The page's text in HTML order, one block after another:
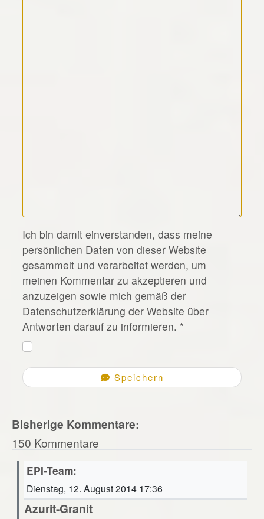
*
Ich bin damit einverstanden, dass meine
persönlichen Daten von dieser Website
gesammelt und verarbeitet werden, um
meinen Kommentar zu akzeptieren und
anzuzeigen sowie mich gemäß der
Datenschutzerklärung der Website über
Antworten darauf zu informieren. *
Speichern
Bisherige Kommentare:
150 Kommentare
EPI-Team:
Dienstag, 12. August 2014 17:36
Azurit-Granit